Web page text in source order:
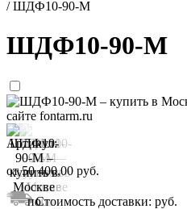
/ШДФ10-90-М
ШДФ10-90-М
Артикул:
от50 400,00 руб.
Стоимость доставки: руб.